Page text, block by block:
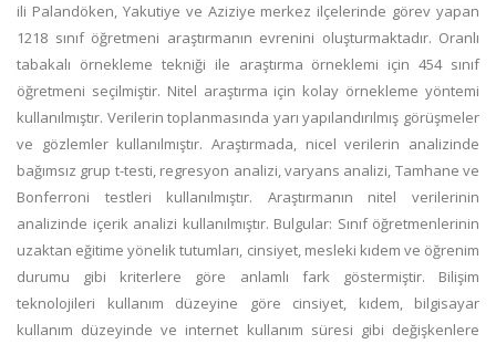
ili Palandöken, Yakutiye ve Aziziye merkez ilçelerinde görev yapan
1218 sınıf öğretmeni araştırmanın evrenini oluşturmaktadır. Oranlı
tabakalı örnekleme tekniği ile araştırma örneklemi için 454 sınıf
öğretmeni seçilmiştir. Nitel araştırma için kolay örnekleme yöntemi
kullanılmıştır. Verilerin toplanmasında yarı yapılandırılmış görüşmeler
ve gözlemler kullanılmıştır. Araştırmada, nicel verilerin analizinde
bağımsız grup t-testi, regresyon analizi, varyans analizi, Tamhane ve
Bonferroni testleri kullanılmıştır. Araştırmanın nitel verilerinin
analizinde içerik analizi kullanılmıştır. Bulgular: Sınıf öğretmenlerinin
uzaktan eğitime yönelik tutumları, cinsiyet, mesleki kıdem ve öğrenim
durumu gibi kriterlere göre anlamlı fark göstermiştir. Bilişim
teknolojileri kullanım düzeyine göre cinsiyet, kıdem, bilgisayar
kullanım düzeyinde ve internet kullanım süresi gibi değişkenlere